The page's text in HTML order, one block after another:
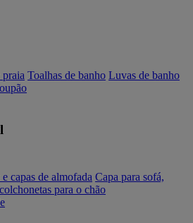
praia Toalhas de banho Luvas de banho
capas de almofada Capa para sofá,
para o chão